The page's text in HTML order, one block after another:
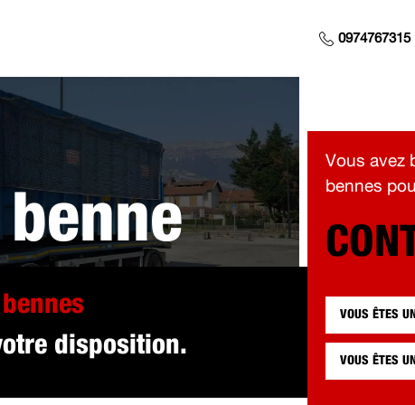
0974767315
vous à
disposition.
Vous avez
bennes
VOUS ÊTES UN
VOUS ÊTES UN